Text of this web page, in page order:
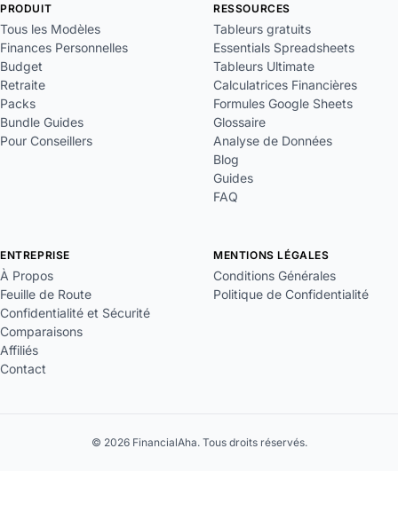
PRODUIT
Tous les Modèles
Finances Personnelles
Budget
Retraite
Packs
Bundle Guides
Pour Conseillers
RESSOURCES
Tableurs gratuits
Essentials Spreadsheets
Tableurs Ultimate
Calculatrices Financières
Formules Google Sheets
Glossaire
Analyse de Données
Blog
Guides
FAQ
ENTREPRISE
À Propos
Feuille de Route
Confidentialité et Sécurité
Comparaisons
Affiliés
Contact
MENTIONS LÉGALES
Conditions Générales
Politique de Confidentialité
© 2026 FinancialAha. Tous droits réservés.